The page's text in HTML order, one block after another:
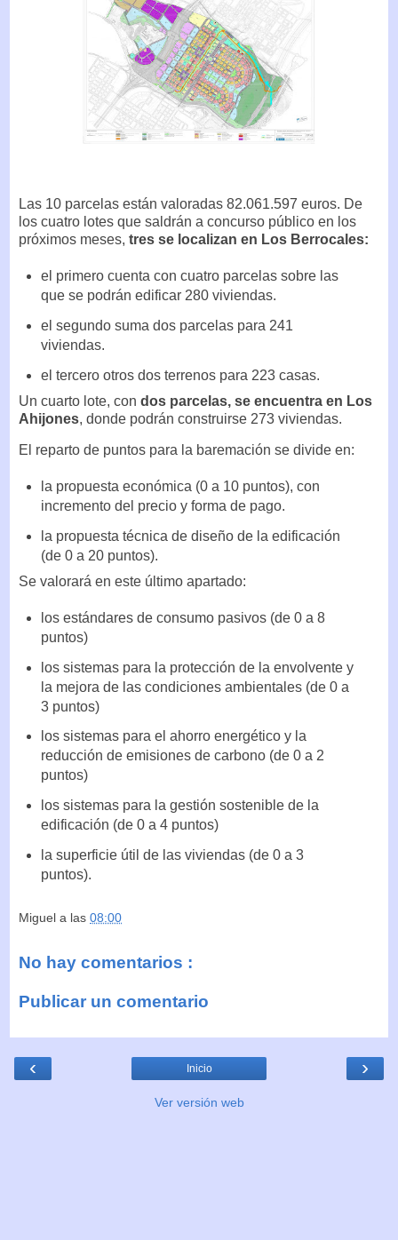
Las 10 parcelas están valoradas 82.061.597 euros. De
los cuatro lotes que saldrán a concurso público en los
próximos meses, tres se localizan en Los Berrocales:
el primero cuenta con cuatro parcelas sobre las
que se podrán edificar 280 viviendas.
el segundo suma dos parcelas para 241
viviendas.
el tercero otros dos terrenos para 223 casas.
Un cuarto lote, con dos parcelas, se encuentra en Los
Ahijones, donde podrán construirse 273 viviendas.
El reparto de puntos para la baremación se divide en:
la propuesta económica (0 a 10 puntos), con
incremento del precio y forma de pago.
la propuesta técnica de diseño de la edificación
(de 0 a 20 puntos).
Se valorará en este último apartado:
los estándares de consumo pasivos (de 0 a 8
puntos)
los sistemas para la protección de la envolvente y
la mejora de las condiciones ambientales (de 0 a
3 puntos)
los sistemas para el ahorro energético y la
reducción de emisiones de carbono (de 0 a 2
puntos)
los sistemas para la gestión sostenible de la
edificación (de 0 a 4 puntos)
la superficie útil de las viviendas (de 0 a 3
puntos).
Miguel a las 08:00
No hay comentarios :
Publicar un comentario
‹ ›
Inicio
Ver versión web